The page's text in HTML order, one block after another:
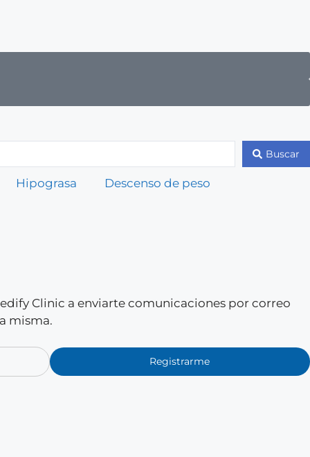
Buscar
Hipograsa Descenso de peso
Clinic a enviarte comunicaciones por correo
misma.
Registrarme